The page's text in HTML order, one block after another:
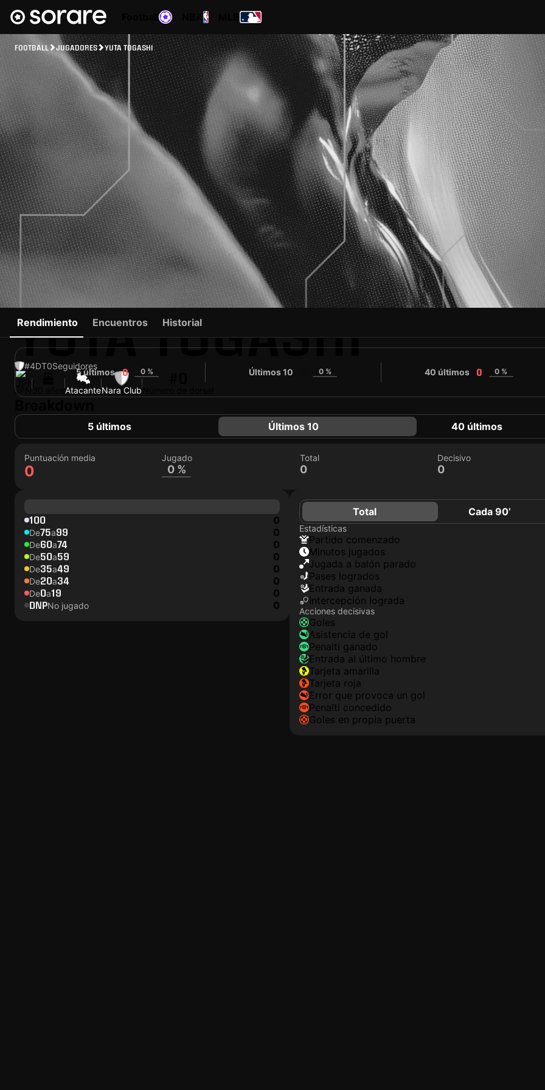
FOOTBALL JUGADORES YUTA TOGASHI
YUTA TOGASHI
#4DT0Seguidores
JPN AtacanteNara Club
Rendimiento Encuentros Historial
5 últimos 0 0 % Últimos 10 0 % 40 últimos 0 0 %
5 últimos Últimos 10 40 últimos
Puntuación media
0
Jugado
0 %
Total
0
Decisivo
0
100 0
De75a99 0
De60a74 0
De50a59 0
De35a49 0
De20a34 0
De0a19 0
DNPNo jugado 0
Total Cada 90’
Estadísticas
partido comenzado
minutos jugados
jugada a balón parado
pases logrados
Entrada ganada
Intercepción lograda
Acciones decisivas
goles
asistencia de gol
Penalti ganado
Entrada al último hombre
tarjeta amarilla
tarjeta roja
Error que provoca un gol
Penalti concedido
goles en propia puerta